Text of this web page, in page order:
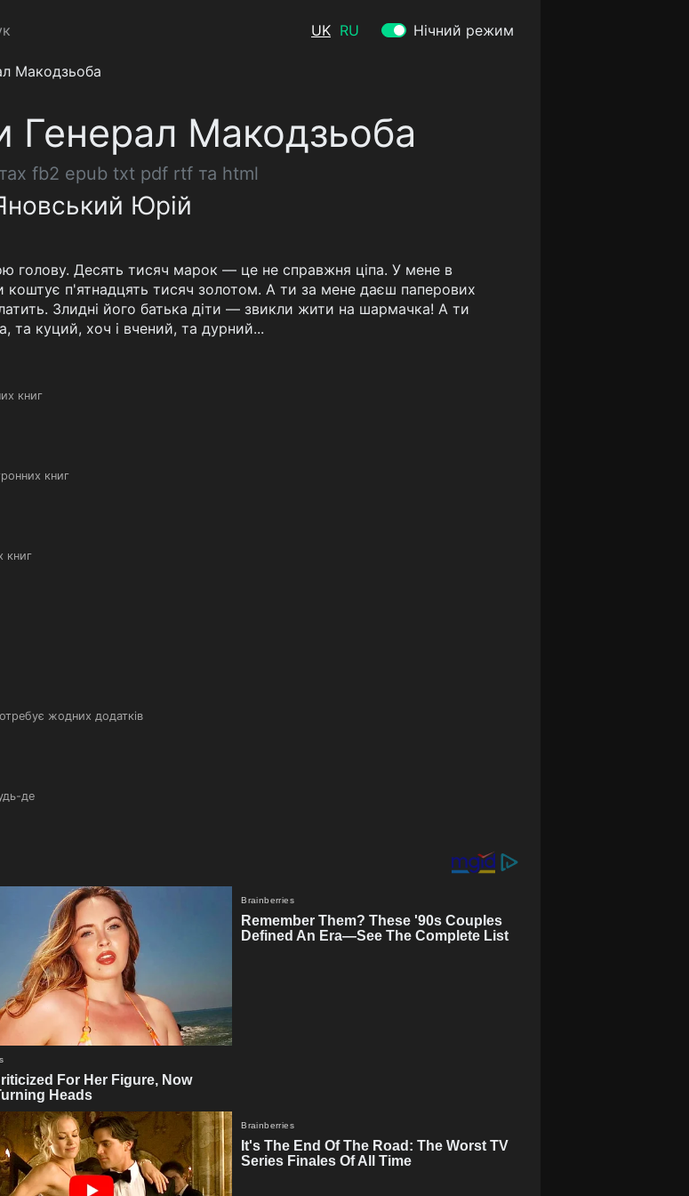
UK RU Нічний режим
Макодзьоба
Генерал Макодзьоба
fb2 epub txt pdf rtf та html
Юрій
Десять тисяч марок — це не справжня ціпа. У мене в
коштує п'ятнадцять тисяч золотом. А ти за мене даєш паперових
Злидні його батька діти — звикли жити на шармачка! А ти
та куций, хоч і вчений, та дурний...
книг
книг
книг
жодних додатків
де